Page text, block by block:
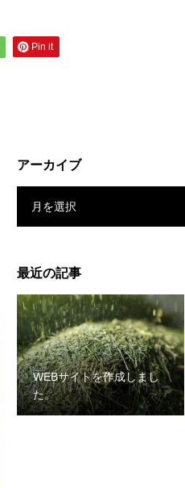
Pin it
アーカイブ
月を選択
最近の記事
WEBサイトを作成しまし
た。